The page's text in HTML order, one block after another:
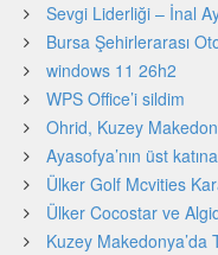
Sevgi Liderliği – İnal
Bursa Şehirlerarası
windows 11 26h2
WPS Office’i sildim
Ohrid, Kuzey
Ayasofya’nın üst
Ülker Golf Mcvities
Ülker Cocostar ve
Kuzey Makedonya’da